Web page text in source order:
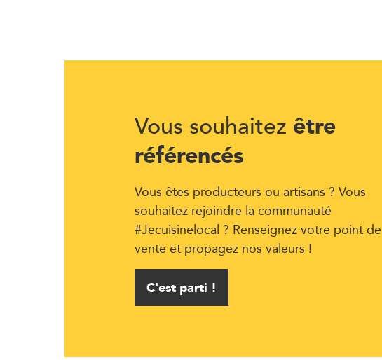
Vous souhaitez être
référencés
Vous êtes producteurs ou artisans ? Vous
souhaitez rejoindre la communauté
#Jecuisinelocal ? Renseignez votre point de
vente et propagez nos valeurs !
C'est parti !